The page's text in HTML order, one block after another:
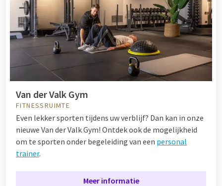
Van der Valk Gym
FITNESSRUIMTE
Even lekker sporten tijdens uw verblijf? Dan kan in onze
nieuwe Van der Valk Gym! Ontdek ook de mogelijkheid
om te sporten onder begeleiding van een personal
trainer.
Meer informatie